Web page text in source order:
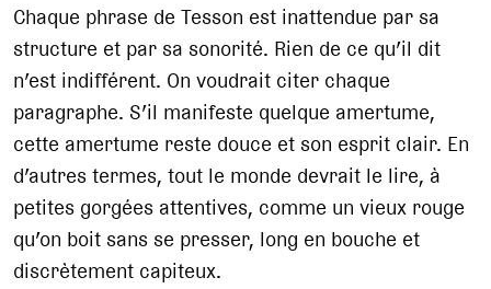
Chaque phrase de Tesson est inattendue par sa
structure et par sa sonorité. Rien de ce qu’il dit
n’est indifférent. On voudrait citer chaque
paragraphe. S’il manifeste quelque amertume,
cette amertume reste douce et son esprit clair. En
d’autres termes, tout le monde devrait le lire, à
petites gorgées attentives, comme un vieux rouge
qu’on boit sans se presser, long en bouche et
discrètement capiteux.